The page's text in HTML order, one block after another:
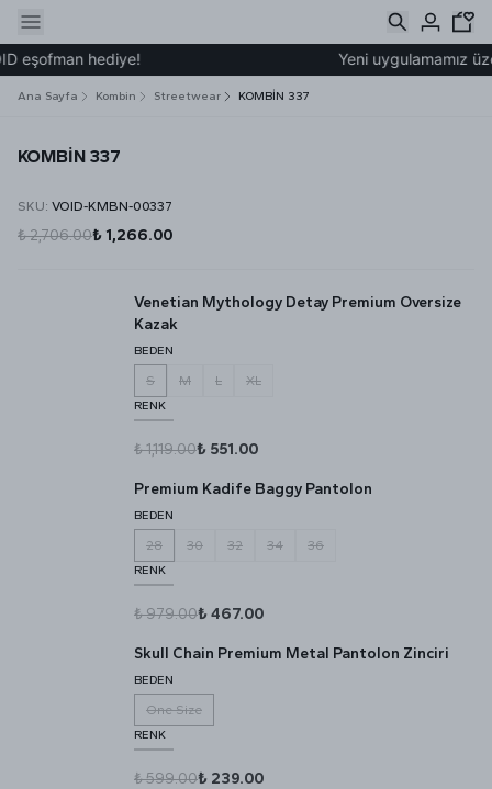
eşofman hediye! Yeni uygulamamız
Ana Sayfa Kombin Streetwear KOMBİN 337
KOMBİN 337
SKU: VOID-KMBN-00337
₺ 2,706.00₺ 1,266.00
Venetian Mythology Detay Premium Oversize
Kazak
BEDEN
S M L XL
RENK
₺ 1,119.00₺ 551.00
Premium Kadife Baggy Pantolon
BEDEN
28 30 32 34 36
RENK
₺ 979.00₺ 467.00
Skull Chain Premium Metal Pantolon Zinciri
BEDEN
One Size
RENK
₺ 599.00₺ 239.00